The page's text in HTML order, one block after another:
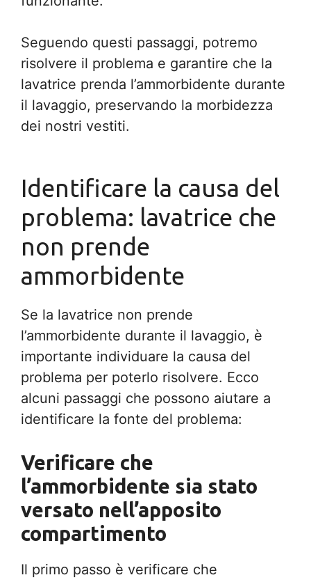
Seguendo questi passaggi, potremo
risolvere il problema e garantire che la
lavatrice prenda l’ammorbidente durante
il lavaggio, preservando la morbidezza
dei nostri vestiti.
Identificare la causa del
problema: lavatrice che
non prende
ammorbidente
Se la lavatrice non prende
l’ammorbidente durante il lavaggio, è
importante individuare la causa del
problema per poterlo risolvere. Ecco
alcuni passaggi che possono aiutare a
identificare la fonte del problema:
Verificare che
l’ammorbidente sia stato
versato nell’apposito
compartimento
Il primo passo è verificare che